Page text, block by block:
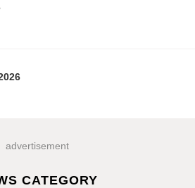
advertisement
CATEGORY